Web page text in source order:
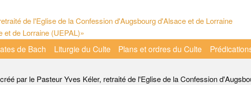
par le Pasteur Yves Kéler, retraité de l'Eglise de la Confession
de Bach Liturgie du Culte Plans et ordres du Culte